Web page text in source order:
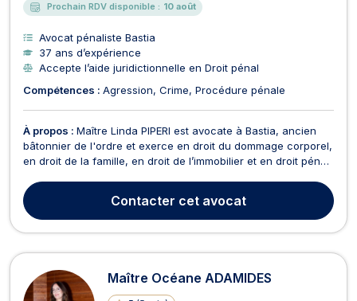
Prochain RDV disponible : 10 août
Avocat pénaliste Bastia
37 ans d’expérience
Accepte l’aide juridictionnelle en Droit pénal
Compétences : Agression Crime Procédure pénale
À propos : Maître Linda PIPERI est avocate à Bastia, ancien
bâtonnier de l'ordre et exerce en droit du dommage corporel,
en droit de la famille, en droit de l’immobilier et en droit pénal.
corporel dans le cadre des accidents de la circulation,
accidents médicaux et infractions p...
Contacter cet avocat
Maître Océane ADAMIDES